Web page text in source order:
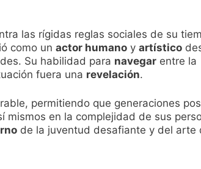
las rígidas reglas sociales de su
como un actor humano y artístico
Su habilidad para navegar entre la
fuera una revelación.
permitiendo que generaciones
mismos en la complejidad de sus
de la juventud desafiante y del arte